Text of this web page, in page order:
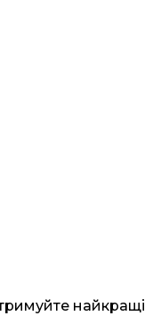
найкращі